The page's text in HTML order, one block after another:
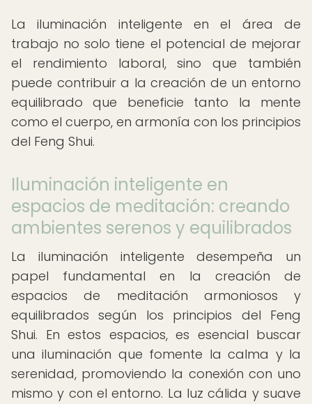
La iluminación inteligente en el área de
trabajo no solo tiene el potencial de mejorar
el rendimiento laboral, sino que también
puede contribuir a la creación de un entorno
equilibrado que beneficie tanto la mente
como el cuerpo, en armonía con los principios
del Feng Shui.
Iluminación inteligente en
espacios de meditación: creando
ambientes serenos y equilibrados
La iluminación inteligente desempeña un
papel fundamental en la creación de
espacios de meditación armoniosos y
equilibrados según los principios del Feng
Shui. En estos espacios, es esencial buscar
una iluminación que fomente la calma y la
serenidad, promoviendo la conexión con uno
mismo y con el entorno. La luz cálida y suave